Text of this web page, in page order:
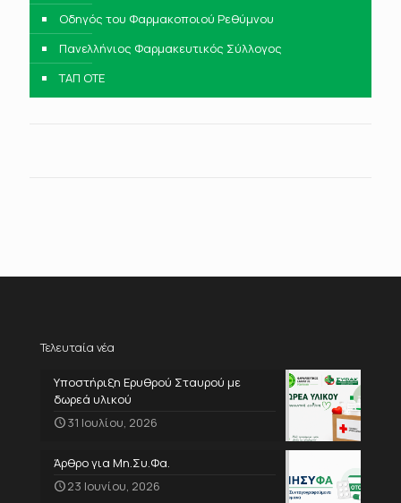
Οδηγός του Φαρμακοποιού Ρεθύμνου
Πανελλήνιος Φαρμακευτικός Σύλλογος
ΤΑΠ ΟΤΕ
Τελευταία νέα
Υποστήριξη Ερυθρού Σταυρού με
δωρεά υλικού
31 Ιουλίου, 2026
Άρθρο για Μη.Συ.Φα.
23 Ιουνίου, 2026